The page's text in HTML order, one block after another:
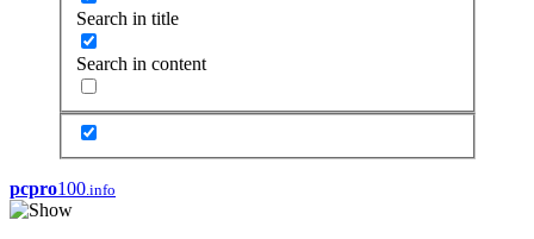
Search in title
Search in content
pcpro100.info